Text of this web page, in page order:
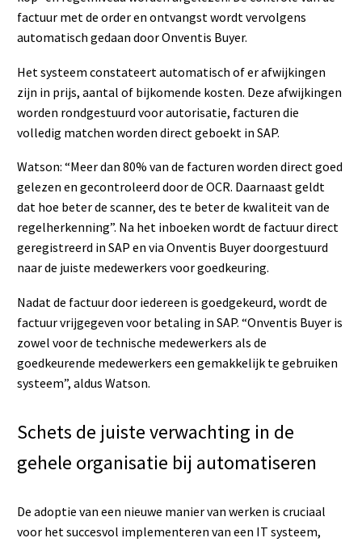
factuur met de order en ontvangst wordt vervolgens
automatisch gedaan door Onventis Buyer.
Het systeem constateert automatisch of er afwijkingen
zijn in prijs, aantal of bijkomende kosten. Deze afwijkingen
worden rondgestuurd voor autorisatie, facturen die
volledig matchen worden direct geboekt in SAP.
Watson: “Meer dan 80% van de facturen worden direct goed
gelezen en gecontroleerd door de OCR. Daarnaast geldt
dat hoe beter de scanner, des te beter de kwaliteit van de
regelherkenning”. Na het inboeken wordt de factuur direct
geregistreerd in SAP en via Onventis Buyer doorgestuurd
naar de juiste medewerkers voor goedkeuring.
Nadat de factuur door iedereen is goedgekeurd, wordt de
factuur vrijgegeven voor betaling in SAP. “Onventis Buyer is
zowel voor de technische medewerkers als de
goedkeurende medewerkers een gemakkelijk te gebruiken
systeem”, aldus Watson.
Schets de juiste verwachting in de
gehele organisatie bij automatiseren
De adoptie van een nieuwe manier van werken is cruciaal
voor het succesvol implementeren van een IT systeem,